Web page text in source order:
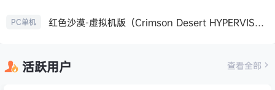
PC单机 红色沙漠-虚拟机版（Crimson Desert HYPERVISOR）免安装中文版
活跃用户 查看全部